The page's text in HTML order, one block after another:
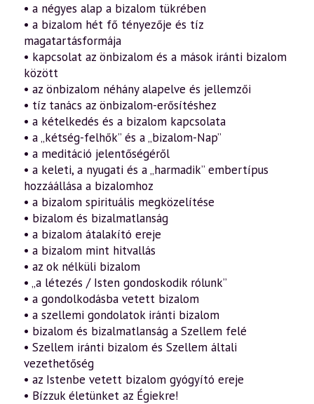
bízva
bízzál!”
–
Gondolatok
a
bizalomról
a
pszichológia,
a
filozófia
és
a
vallások
tükrében
(5.
rész)
(2023.10.15)
mennyiség
• a négyes alap a bizalom tükrében
• a bizalom hét fő tényezője és tíz
magatartásformája
• kapcsolat az önbizalom és a mások iránti bizalom
között
• az önbizalom néhány alapelve és jellemzői
• tíz tanács az önbizalom-erősítéshez
• a kételkedés és a bizalom kapcsolata
• a „kétség-felhők” és a „bizalom-Nap”
• a meditáció jelentőségéről
• a keleti, a nyugati és a „harmadik” embertípus
hozzáállása a bizalomhoz
• a bizalom spirituális megközelítése
• bizalom és bizalmatlanság
• a bizalom átalakító ereje
• a bizalom mint hitvallás
• az ok nélküli bizalom
• „a létezés / Isten gondoskodik rólunk”
• a gondolkodásba vetett bizalom
• a szellemi gondolatok iránti bizalom
• bizalom és bizalmatlanság a Szellem felé
• Szellem iránti bizalom és Szellem általi
vezethetőség
• az Istenbe vetett bizalom gyógyító ereje
• Bízzuk életünket az Égiekre!